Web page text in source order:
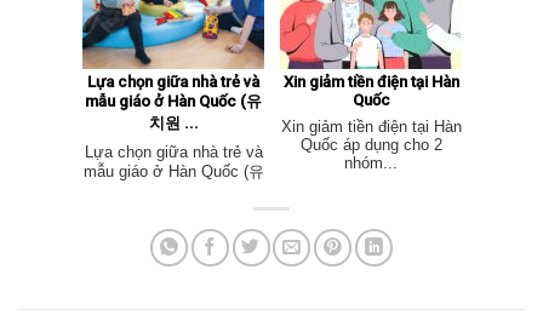
Lựa chọn giữa nhà trẻ và
mẫu giáo ở Hàn Quốc (유
치원 ...
Lựa chọn giữa nhà trẻ và
mẫu giáo ở Hàn Quốc (유
Xin giảm tiền điện tại Hàn
Quốc
Xin giảm tiền điện tại Hàn
Quốc áp dụng cho 2
nhóm...